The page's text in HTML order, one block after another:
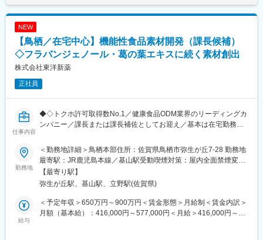
当社では、社員が仕事と家庭生活（子育て等）を両立しやすくな
労働・深夜業の制限／雇用保険法に基づく育児休業給付／労働基
準法に基づく産前産後休業等の子育てに関わる社内外の諸制度の
周知、時間外労働時間削減／実労働時間の適正管理ならびに計画
的な有給休暇取得を推進し、年間総労働時間の削減のための措置
研究開発におけるテーマを決める上では、当然ながら数年先のト
レンドを予測しつつ、世の中に受け入れられる機能性であること
が重要です。
のスケジュール・方向性などの大枠を組み立てるところから始ま
り、文献調査・必要なエビデンスの策定・エビデンス取得の依頼
性の確認等を繰り返しながら開発を進めていきます。
最終的な届出には専門家（大学教授など）のお力添えをいただく
こともあり、届出受理に至るまでの様々な戦略立案～実行が、当
求人での重要な業務となります。
■具体的な業務内容
・各種マネジメント（組織・プロジェクト）
NEW
【鳥栖／在宅中心】機能性食品素材開発（課長候補）
◇フラバンジェノール・葛の葉エキスに続く素材創出
株式会社東洋新薬
正社員
仕事内容
◆◇トクホ許可取得数No.1／健康食品ODM業界のリーディングカ
ンパニー／課長または課長補佐としてお迎え／基本は在宅勤務
■業務概要
当社はトクホ・機能性表示食品のトップランナーとして、日々独
自の機能性素材の研究開発を進めています。
当求人では、研究開発部 開発課の一員として、新たな機能性の探
索・開発・実用化推進をご担当いただきます。
当社独自のトクホ・機能性表示食品として上市するまでの一連の
流れを、プロジェクトマネージャーのような立ち位置で推進して
勤務地
＜勤務地詳細＞鳥栖本部住所：佐賀県鳥栖市弥生が丘7-28 勤務地
最寄駅：JR鹿児島本線／基山駅受動喫煙対策：屋内全面禁煙変更
の範囲：会社の定める事業所（リモートワーク含む）
【最寄り駅】
弥生が丘駅、基山駅、立野駅(佐賀県)
給与
＜予定年収＞650万円～900万円＜賃金形態＞月給制＜賃金内訳＞
月額（基本給）：416,000円～577,000円＜月給＞416,000円～